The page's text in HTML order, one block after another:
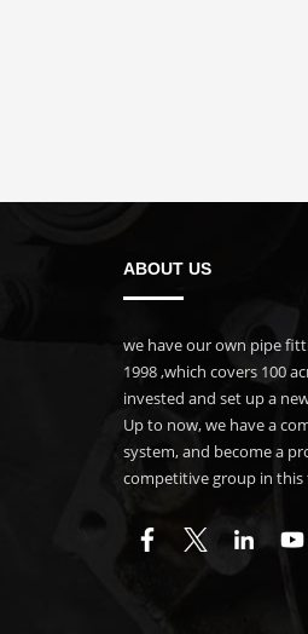
ABOUT US
we have our own pipe
1998 ,which covers 100
invested and set up a
Up to now, we have a
system, and become a
competitive group in this